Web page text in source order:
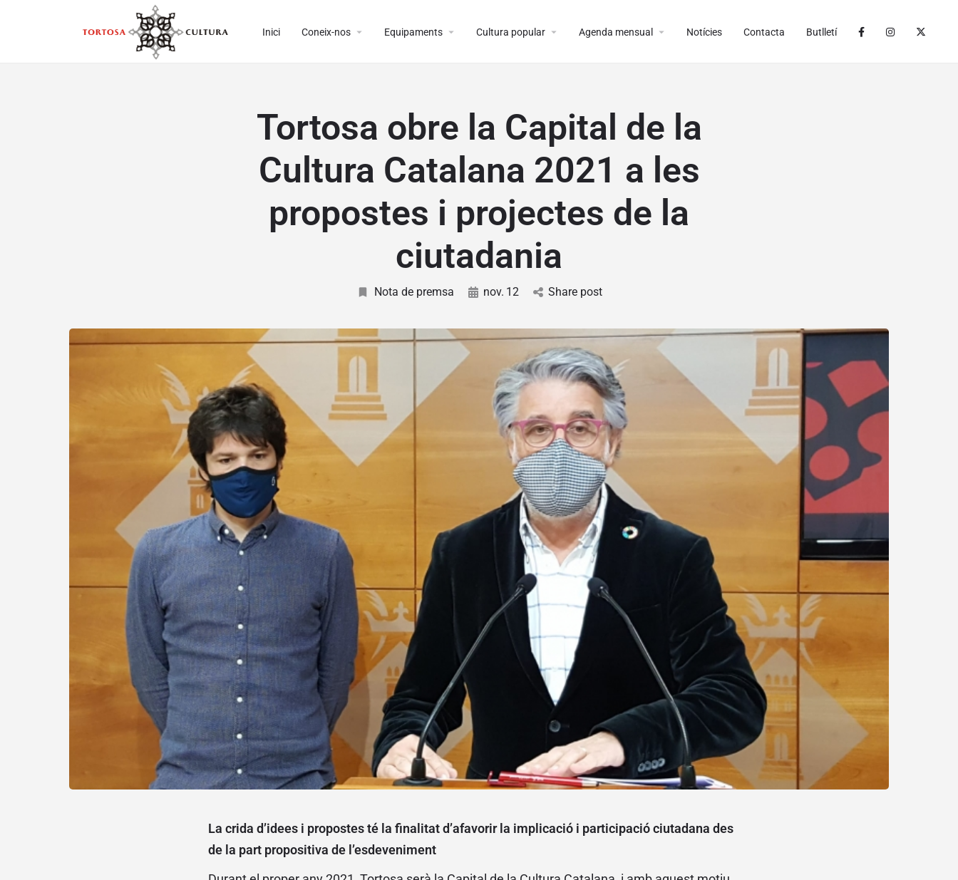
Inici Coneix-nos arrow_drop_down Equipaments arrow_drop_down Cultura popular arrow_drop_down Agenda mensual arrow_drop_down Notícies Contacta Butlletí
Tortosa obre la Capital de la
Cultura Catalana 2021 a les
propostes i projectes de la
ciutadania
Nota de premsa nov. 12 Share post
La crida d’idees i propostes té la finalitat d’afavorir la implicació i participació ciutadana des
de la part propositiva de l’esdeveniment